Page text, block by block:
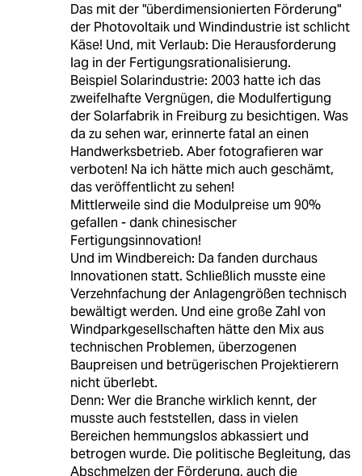
Das mit der "überdimensionierten Förderung"
der Photovoltaik und Windindustrie ist schlicht
Käse! Und, mit Verlaub: Die Herausforderung
lag in der Fertigungsrationalisierung.
Beispiel Solarindustrie: 2003 hatte ich das
zweifelhafte Vergnügen, die Modulfertigung
der Solarfabrik in Freiburg zu besichtigen. Was
da zu sehen war, erinnerte fatal an einen
Handwerksbetrieb. Aber fotografieren war
verboten! Na ich hätte mich auch geschämt,
das veröffentlicht zu sehen!
Mittlerweile sind die Modulpreise um 90%
gefallen - dank chinesischer
Fertigungsinnovation!
Und im Windbereich: Da fanden durchaus
Innovationen statt. Schließlich musste eine
Verzehnfachung der Anlagengrößen technisch
bewältigt werden. Und eine große Zahl von
Windparkgesellschaften hätte den Mix aus
technischen Problemen, überzogenen
Baupreisen und betrügerischen Projektierern
nicht überlebt.
Denn: Wer die Branche wirklich kennt, der
musste auch feststellen, dass in vielen
Bereichen hemmungslos abkassiert und
betrogen wurde. Die politische Begleitung, das
Abschmelzen der Förderung, auch die